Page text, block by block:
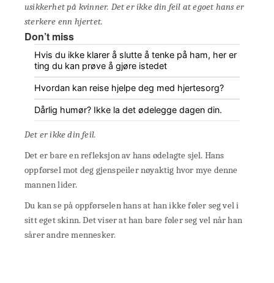
usikkerhet på kvinner. Det er ikke din feil at egoet hans er
sterkere enn hjertet.
Don’t miss
Hvis du ikke klarer å slutte å tenke på ham, her er
ting du kan prøve å gjøre istedet
Hvordan kan reise hjelpe deg med hjertesorg?
Dårlig humør? Ikke la det ødelegge dagen din.
Det er ikke din feil.
Det er bare en refleksjon av hans ødelagte sjel. Hans
oppførsel mot deg gjenspeiler nøyaktig hvor mye denne
mannen lider.
Du kan se på oppførselen hans at han ikke føler seg vel i
sitt eget skinn. Det viser at han bare føler seg vel når han
sårer andre mennesker.